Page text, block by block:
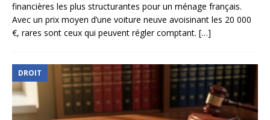
financières les plus structurantes pour un ménage français.
Avec un prix moyen d’une voiture neuve avoisinant les 20 000
€, rares sont ceux qui peuvent régler comptant. […]
DROIT